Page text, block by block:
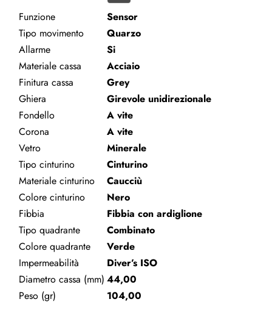
Funzione
Sensor
Tipo movimento
Quarzo
Allarme
Si
Materiale cassa
Acciaio
Finitura cassa
Grey
Ghiera
Girevole unidirezionale
Fondello
A vite
Corona
A vite
Vetro
Minerale
Tipo cinturino
Cinturino
Materiale cinturino
Caucciù
Colore cinturino
Nero
Fibbia
Fibbia con ardiglione
Tipo quadrante
Combinato
Colore quadrante
Verde
Impermeabilità
Diver’s ISO
Diametro cassa (mm) 44,00
Peso (gr)
104,00